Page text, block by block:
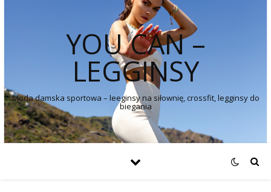
YOU CAN –
LEGGINSY
Moda damska sportowa – leeginsy na siłownię, crossfit, legginsy do
biegania